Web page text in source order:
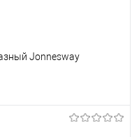
Jonnesway